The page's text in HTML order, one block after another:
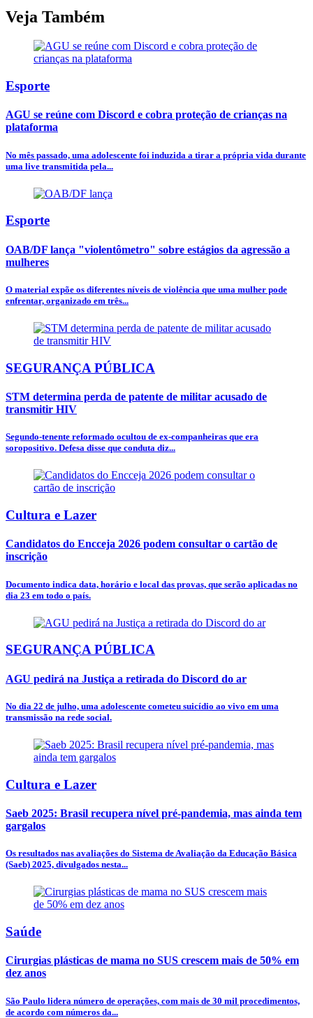
Veja Também
Esporte
AGU se reúne com Discord e cobra proteção de crianças na
plataforma
No mês passado, uma adolescente foi induzida a tirar a própria vida durante
uma live transmitida pela...
Esporte
OAB/DF lança "violentômetro" sobre estágios da agressão a
mulheres
O material expõe os diferentes níveis de violência que uma mulher pode
enfrentar, organizado em três...
SEGURANÇA PÚBLICA
STM determina perda de patente de militar acusado de
transmitir HIV
Segundo-tenente reformado ocultou de ex-companheiras que era
soropositivo. Defesa disse que conduta diz...
Cultura e Lazer
Candidatos do Encceja 2026 podem consultar o cartão de
inscrição
Documento indica data, horário e local das provas, que serão aplicadas no
dia 23 em todo o país.
SEGURANÇA PÚBLICA
AGU pedirá na Justiça a retirada do Discord do ar
No dia 22 de julho, uma adolescente cometeu suicídio ao vivo em uma
transmissão na rede social.
Cultura e Lazer
Saeb 2025: Brasil recupera nível pré-pandemia, mas ainda tem
gargalos
Os resultados nas avaliações do Sistema de Avaliação da Educação Básica
(Saeb) 2025, divulgados nesta...
Saúde
Cirurgias plásticas de mama no SUS crescem mais de 50% em
dez anos
São Paulo lidera número de operações, com mais de 30 mil procedimentos,
de acordo com números da...